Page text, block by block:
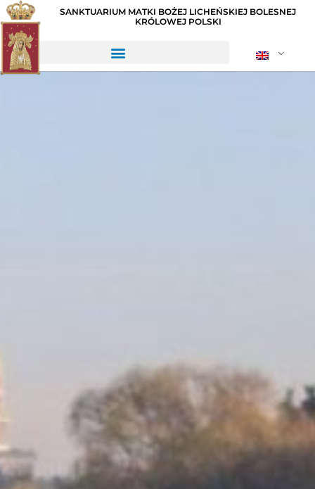
SANKTUARIUM MATKI BOŻEJ LICHEŃSKIEJ BOLESNEJ
KRÓLOWEJ POLSKI